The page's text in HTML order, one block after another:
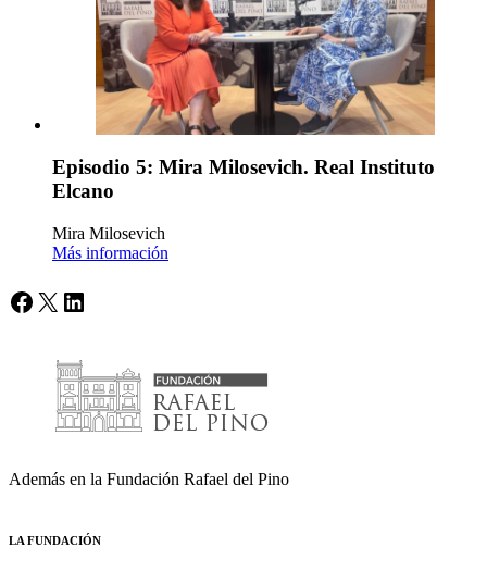
Episodio 5: Mira Milosevich. Real Instituto
Elcano
Mira Milosevich
Más información
Facebook
X LinkedIn
Además en la Fundación Rafael del Pino
LA FUNDACIÓN